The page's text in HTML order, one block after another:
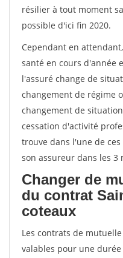
résilier à tout moment
possible d'ici fin 2020.
Cependant en
santé en cours d'année
l'assuré change de
changement de régime
changement de
cessation d'activité
trouve dans l'une de
son assureur dans les 3
Changer de
du contrat
coteaux
Les contrats de
valables pour une